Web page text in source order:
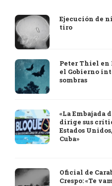
Ejecución de
tiro
Peter Thiel en
el Gobierno
sombras
«La Embajada
dirige sus
Estados
Cuba»
Oficial de
Crespo: «Te